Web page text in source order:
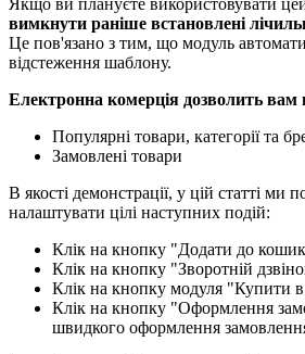
Якщо ви плануєте використовувати
вимкнути раніше встановлені
Це пов'язано з тим, що модуль
відстеження шаблону.
Електронна комерція дозволить вам
Популярні товари, категорії та
Замовлені товари
В якості демонстрації, у цій статті ми
налаштувати цілі наступних подій:
Клік на кнопку "Додати до
Клік на кнопку "Зворотній
Клік на кнопку модуля "Купити
Клік на кнопку "Оформлення
швидкого оформлення